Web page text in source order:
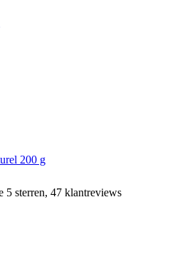
200 g
5 sterren, 47 klantreviews